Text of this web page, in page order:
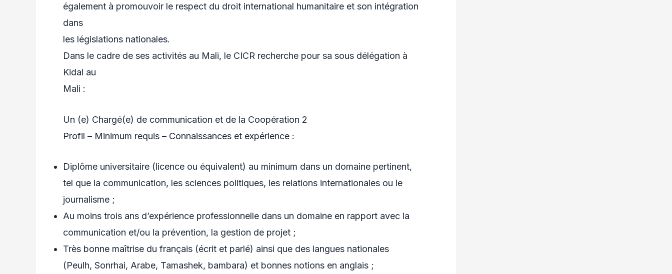
également à promouvoir le respect du droit international humanitaire et son intégration
dans
les législations nationales.
Dans le cadre de ses activités au Mali, le CICR recherche pour sa sous délégation à
Kidal au
Mali :
Un (e) Chargé(e) de communication et de la Coopération 2
Profil – Minimum requis – Connaissances et expérience :
Diplôme universitaire (licence ou équivalent) au minimum dans un domaine pertinent,
tel que la communication, les sciences politiques, les relations internationales ou le
journalisme ;
Au moins trois ans d’expérience professionnelle dans un domaine en rapport avec la
communication et/ou la prévention, la gestion de projet ;
Très bonne maîtrise du français (écrit et parlé) ainsi que des langues nationales
(Peulh, Sonrhai, Arabe, Tamashek, bambara) et bonnes notions en anglais ;